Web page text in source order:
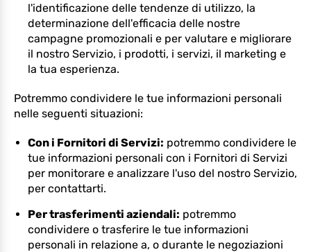
l'identificazione delle tendenze di utilizzo, la
determinazione dell'efficacia delle nostre
campagne promozionali e per valutare e migliorare
il nostro Servizio, i prodotti, i servizi, il marketing e
la tua esperienza.
Potremmo condividere le tue informazioni personali
nelle seguenti situazioni:
Con i Fornitori di Servizi: potremmo condividere le
tue informazioni personali con i Fornitori di Servizi
per monitorare e analizzare l'uso del nostro Servizio,
per contattarti.
Per trasferimenti aziendali: potremmo
condividere o trasferire le tue informazioni
personali in relazione a, o durante le negoziazioni